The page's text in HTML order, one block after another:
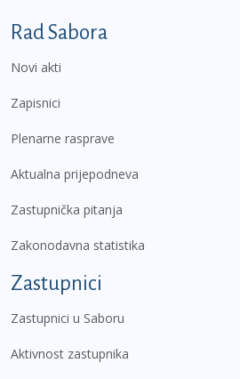
Podnožje prvi izbornik
Rad Sabora
Novi akti
Zapisnici
Plenarne rasprave
Aktualna prijepodneva
Zastupnička pitanja
Zakonodavna statistika
Zastupnici
Zastupnici u Saboru
Aktivnost zastupnika